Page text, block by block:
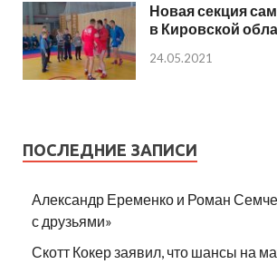
Новая секция
в Кировской
24.05.2021
ПОСЛЕДНИЕ ЗАПИСИ
Александр Еременко и Роман
с друзьями»
Скотт Кокер заявил, что шансы на